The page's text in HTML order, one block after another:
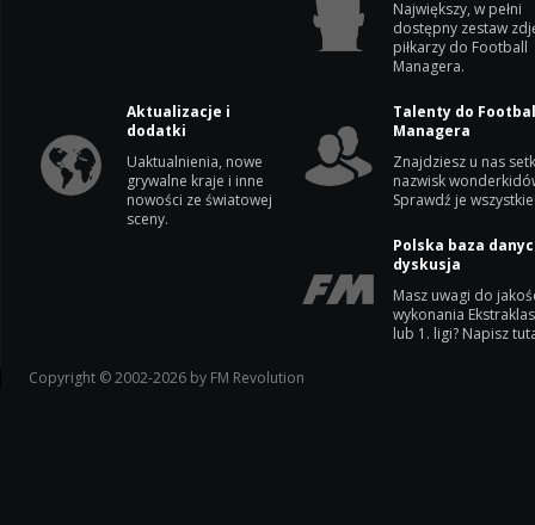
Największy, w pełni
dostępny zestaw
piłkarzy do Football
Managera.
Aktualizacje i
dodatki
Uaktualnienia, nowe
grywalne kraje i inne
nowości ze światowej
sceny.
Talenty do
Managera
Znajdziesz u nas
nazwisk
Sprawdź je
Polska baza
dyskusja
Masz uwagi do
wykonania
lub 1. ligi? Napisz
Copyright © 2002-2026 by FM Revolution